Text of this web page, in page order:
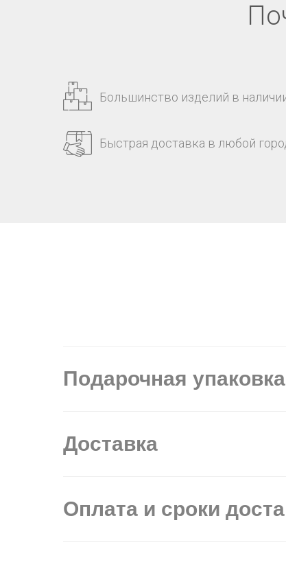
Большинство изделий в
Быстрая доставка в любой
Подарочная упаковка
Доставка
Оплата и сроки